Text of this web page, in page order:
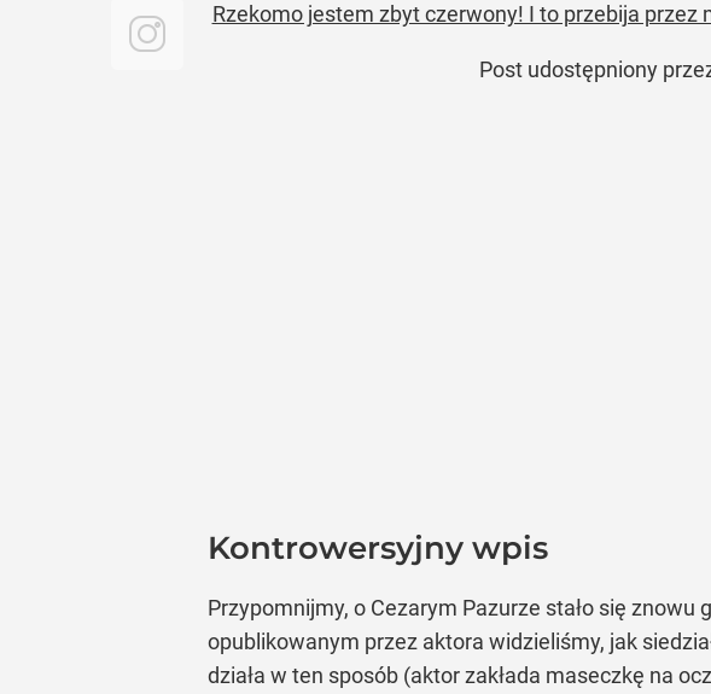
Rzekomo jestem zbyt czerwony! I to przebija
Post udostępniony
Kontrowersyjny wpis
Przypomnijmy, o Cezarym Pazurze stało się
opublikowanym przez aktora widzieliśmy, jak
działa w ten sposób (aktor zakłada maseczkę na